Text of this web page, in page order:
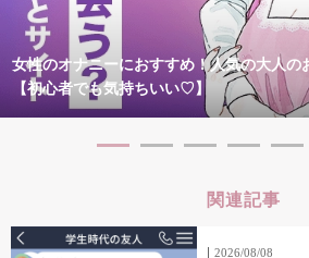
女性のオナニーにおすすめ！人気の大人の
【初心者でも気持ちいい♡】
関連記事
2026/08/08